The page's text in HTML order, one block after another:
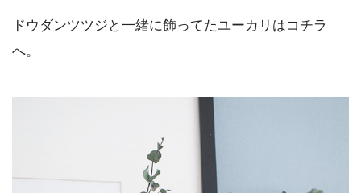
ドウダンツツジと一緒に飾ってたユーカリはコチラ
へ。